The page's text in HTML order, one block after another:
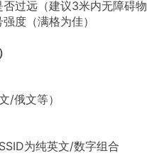
过远（建议3米内无障碍物
度（满格为佳）
/俄文等）
为纯英文/数字组合